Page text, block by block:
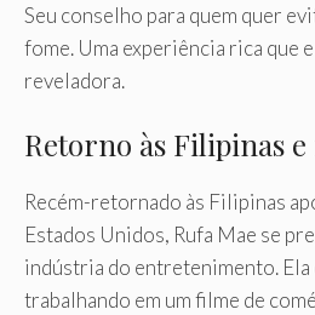
Seu conselho para quem quer
fome. Uma experiência rica que
reveladora.
Retorno às Filipinas
Recém-retornado às Filipinas
Estados Unidos, Rufa Mae se
indústria do entretenimento. Ela
trabalhando em um filme de